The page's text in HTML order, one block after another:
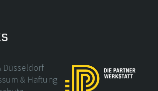
Düsseldorf
& Haftung